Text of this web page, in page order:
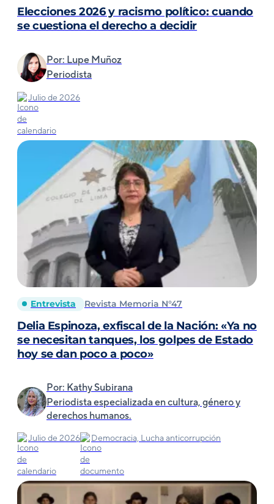
Elecciones 2026 y racismo político: cuando
se cuestiona el derecho a decidir
Por: Lupe Muñoz
Periodista
Julio de 2026
Entrevista Revista Memoria N°47
Delia Espinoza, exfiscal de la Nación: «Ya no
se necesitan tanques, los golpes de Estado
hoy se dan poco a poco»
Por: Kathy Subirana
Periodista especializada en cultura, género y
derechos humanos.
Julio de 2026 Democracia, Lucha anticorrupción